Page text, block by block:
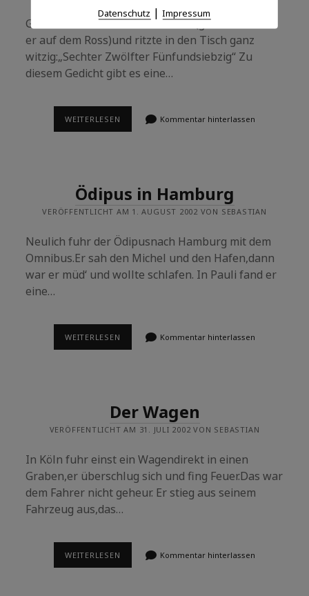
Goethe rannte durch das Schloss(grad noch saß
er auf dem Ross)und ritzte in den Tisch ganz
witzig:„Sechter Zwölfter Fünfundsiebzig“ Zu
diesem Gedicht gibt es eine…
WEITERLESEN GOETHE
Kommentar hinterlassen
Ödipus in Hamburg
VERÖFFENTLICHT AM 1. AUGUST 2002 VON SEBASTIAN
Neulich fuhr der Ödipusnach Hamburg mit dem
Omnibus.Er sah den Michel und den Hafen,dann
war er müd‘ und wollte schlafen. In Pauli fand er
eine…
WEITERLESEN ÖDIPUS
Kommentar hinterlassen
Der Wagen
VERÖFFENTLICHT AM 31. JULI 2002 VON SEBASTIAN
In Köln fuhr einst ein Wagendirekt in einen
Graben,er überschlug sich und fing Feuer.Das war
dem Fahrer nicht geheur. Er stieg aus seinem
Fahrzeug aus,das…
WEITERLESEN Kommentar hinterlassen
Datenschutz |Impressum